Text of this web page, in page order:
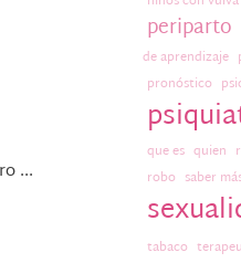
...
periparto
de aprendizaje
pronóstico
que es quien
robo saber
tabaco